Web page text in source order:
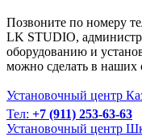
Позвоните по номеру
LK STUDIO,
оборудованию и
можно сделать в наших
Установочный центр
Тел: +7 (911) 253-63-63
Установочный центр